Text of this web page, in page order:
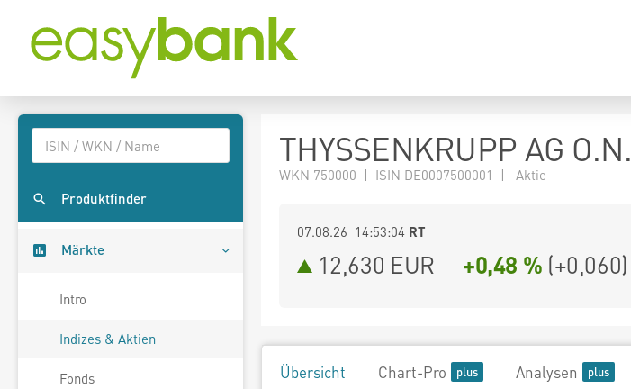
Produktfinder
Märkte
Intro
Indizes & Aktien
Fonds
THYSSENKRUPP AG O.N.
WKN 750000 | ISIN DE0007500001 | Aktie
07.08.26 14:53:04 RT
12,630 EUR +0,48 % (+0,060)
Übersicht Chart-Pro Analysen